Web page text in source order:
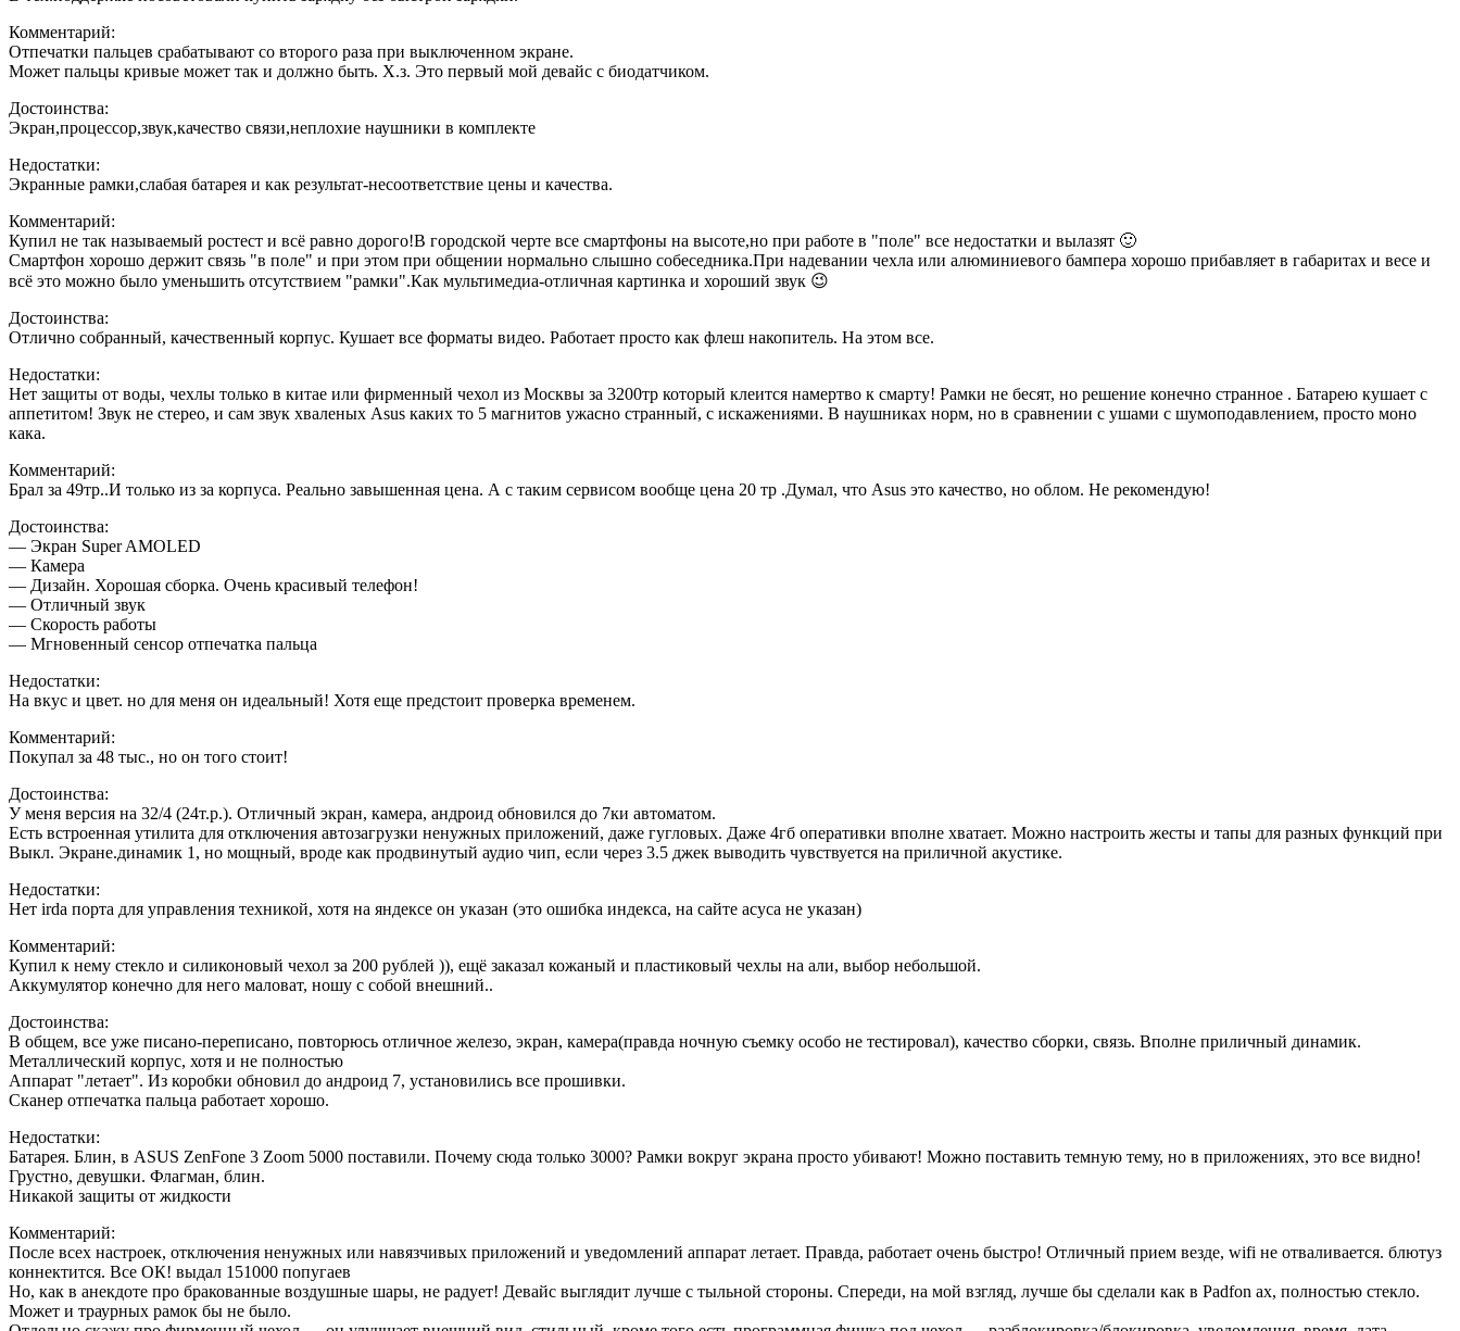
Комментарий:
Отпечатки пальцев срабатывают со второго раза при выключенном экране.
Может пальцы кривые может так и должно быть. Х.з. Это первый мой девайс с биодатчиком.
Достоинства:
Экран,процессор,звук,качество связи,неплохие наушники в комплекте
Недостатки:
Экранные рамки,слабая батарея и как результат-несоответствие цены и качества.
Комментарий:
Купил не так называемый ростест и всё равно дорого!В городской черте все смартфоны на высоте,но при работе в "поле" все недостатки и вылазят 🙂
Смартфон хорошо держит связь "в поле" и при этом при общении нормально слышно собеседника.При надевании чехла или алюминиевого бампера хорошо прибавляет в габаритах и весе и
всё это можно было уменьшить отсутствием "рамки".Как мультимедиа-отличная картинка и хороший звук 😉
Достоинства:
Отлично собранный, качественный корпус. Кушает все форматы видео. Работает просто как флеш накопитель. На этом все.
Недостатки:
Нет защиты от воды, чехлы только в китае или фирменный чехол из Москвы за 3200тр который клеится намертво к смарту! Рамки не бесят, но решение конечно странное . Батарею кушает с
аппетитом! Звук не стерео, и сам звук хваленых Asus каких то 5 магнитов ужасно странный, с искажениями. В наушниках норм, но в сравнении с ушами с шумоподавлением, просто моно
кака.
Комментарий:
Брал за 49тр..И только из за корпуса. Реально завышенная цена. А с таким сервисом вообще цена 20 тр .Думал, что Asus это качество, но облом. Не рекомендую!
Достоинства:
— Экран Super AMOLED
— Камера
— Дизайн. Хорошая сборка. Очень красивый телефон!
— Отличный звук
— Скорость работы
— Мгновенный сенсор отпечатка пальца
Недостатки:
На вкус и цвет. но для меня он идеальный! Хотя еще предстоит проверка временем.
Комментарий:
Покупал за 48 тыс., но он того стоит!
Достоинства:
У меня версия на 32/4 (24т.р.). Отличный экран, камера, андроид обновился до 7ки автоматом.
Есть встроенная утилита для отключения автозагрузки ненужных приложений, даже гугловых. Даже 4гб оперативки вполне хватает. Можно настроить жесты и тапы для разных функций при
Выкл. Экране.динамик 1, но мощный, вроде как продвинутый аудио чип, если через 3.5 джек выводить чувствуется на приличной акустике.
Недостатки:
Нет irda порта для управления техникой, хотя на яндексе он указан (это ошибка индекса, на сайте асуса не указан)
Комментарий:
Купил к нему стекло и силиконовый чехол за 200 рублей )), ещё заказал кожаный и пластиковый чехлы на али, выбор небольшой.
Аккумулятор конечно для него маловат, ношу с собой внешний..
Достоинства:
В общем, все уже писано-переписано, повторюсь отличное железо, экран, камера(правда ночную съемку особо не тестировал), качество сборки, связь. Вполне приличный динамик.
Металлический корпус, хотя и не полностью
Аппарат "летает". Из коробки обновил до андроид 7, установились все прошивки.
Сканер отпечатка пальца работает хорошо.
Недостатки:
Батарея. Блин, в ASUS ZenFone 3 Zoom 5000 поставили. Почему сюда только 3000? Рамки вокруг экрана просто убивают! Можно поставить темную тему, но в приложениях, это все видно!
Грустно, девушки. Флагман, блин.
Никакой защиты от жидкости
Комментарий:
После всех настроек, отключения ненужных или навязчивых приложений и уведомлений аппарат летает. Правда, работает очень быстро! Отличный прием везде, wifi не отваливается. блютуз
коннектится. Все ОК! выдал 151000 попугаев
Но, как в анекдоте про бракованные воздушные шары, не радует! Девайс выглядит лучше с тыльной стороны. Спереди, на мой взгляд, лучше бы сделали как в Padfon ах, полностью стекло.
Может и траурных рамок бы не было.